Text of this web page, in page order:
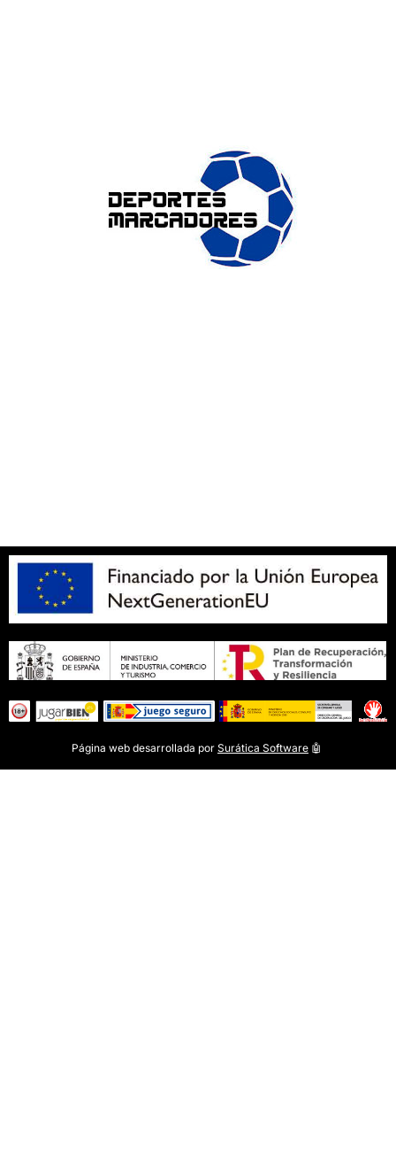
Página web desarrollada por Surática Software 🤖